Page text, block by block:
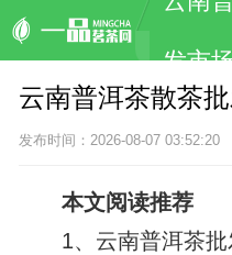
发市
云南普洱茶散茶
发布时间：2026-08-07 03:52:20
本文阅读推荐
1、 云南普洱茶